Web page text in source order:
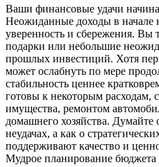
Ваши финансовые удачи
Неожиданные доходы в начале
уверенность и сбережения. Вы
подарки или небольшие
прошлых инвестиций. Хотя
может ослабнуть по мере
стабильность ценнее
готовы к некоторым расходам,
имущества, ремонтом
домашнего хозяйства. Думайте
неудачах, а как о
поддерживают качество и
Мудрое планирование